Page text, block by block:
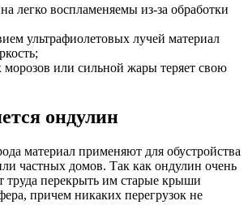
легко воспламеняемы из-за обработки
ультрафиолетовых лучей материал
морозов или сильной жары теряет свою
ондулин
материал применяют для обустройства
частных домов. Так как ондулин очень
труда перекрыть им старые крыши
причем никаких перегрузок не